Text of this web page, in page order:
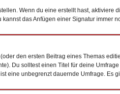
Wenn du eine erstellt hast, aktiviere
das Anfügen einer Signatur
den ersten Beitrag eines Themas
Du solltest einen Titel für deine
eine unbegrenzt dauernde Umfrage. Es